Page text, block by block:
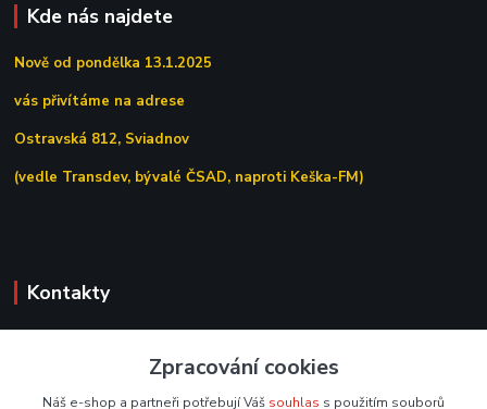
Kde nás najdete
Nově od pondělka 13.1.2025
vás přivítáme na adrese
Ostravská 812, Sviadnov
(vedle Transdev, bývalé ČSAD, naproti Keška-FM)
Kontakty
Zpracování cookies
Náš e-shop a partneři potřebují Váš souhlas s použitím souborů